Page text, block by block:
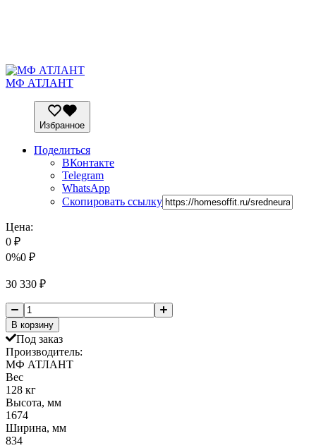
МФ АТЛАНТ
Избранное
Поделиться
ВКонтакте
Telegram
WhatsApp
Скопировать ссылку
Цена:
0 ₽
0%0 ₽
30 330 ₽
В корзину
Под заказ
Производитель:
МФ АТЛАНТ
Вес
128 кг
Высота, мм
1674
Ширина, мм
834